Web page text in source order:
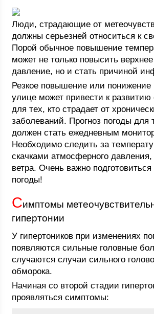
Люди, страдающие от
должны серьезней относиться к
Порой обычное повышение
может не только повысить
давление, но и стать причиной
Резкое повышение или понижение
улице может привести к развитию
для тех, кто страдает от
заболеваний. Прогноз погоды для
должен стать ежедневным
Необходимо следить за
скачками атмосферного давления,
ветра. Очень важно
погоды!
Симптомы
гипертонии
У гипертоников при изменениях
появляются сильные головные
случаются случаи сильного
обморока.
Начиная со второй стадии
проявляться симптомы: